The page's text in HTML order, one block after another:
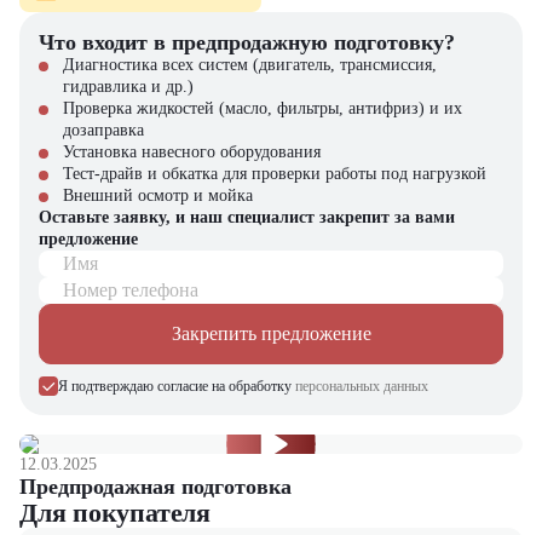
Экономичный бензиновый двигатель с низким расходом
топлива
Надежность и долговечность конструкции
Комфорт и безопасность оператора
Отличное соотношение цены и качества
Купить бензиновый вилочный погрузчик CHL CPQD35 в
компании "ЦТО"
Компания "ЦТО" – официальный дилер техники CHL,
предлагающий новые модели складского оборудования с гарантией.
У нас вы найдете: широкий выбор спецтехники, вилочных
погрузчиков, малой складской техники, навесного оборудования,
запчасти для долгосрочной эксплуатации, профессиональные
консультации по выбору техники.
Мы осуществляем быструю доставку по всей России и
📞 Звоните прямо сейчас для уточнения деталей и оформления
заказа!
Выбирайте надежность и качество – выбирайте CHL CPQD35 в
Что входит в предпродажную подготовку?
Диагностика всех систем (двигатель, трансмиссия,
гидравлика и др.)
Проверка жидкостей (масло, фильтры, антифриз) и их
дозаправка
Установка навесного оборудования
Тест-драйв и обкатка для проверки работы под нагрузкой
Внешний осмотр и мойка
Оставьте заявку, и наш специалист закрепит за вами
предложение
Имя
Номер телефона
Закрепить предложение
Я подтверждаю согласие на обработку персональных данных
12.03.2025
Предпродажная подготовка
Для покупателя